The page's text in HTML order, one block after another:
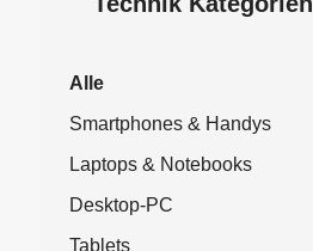
Alle
Smartphones & Handys
Laptops & Notebooks
Desktop-PC
Tablets